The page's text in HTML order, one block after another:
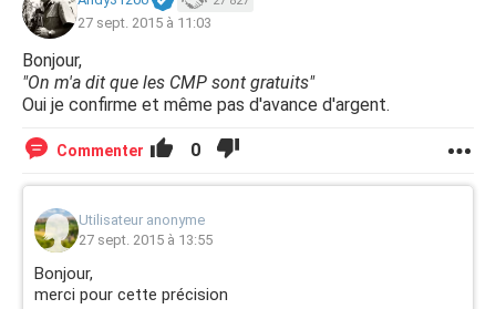
27 sept. 2015 à 11:03
Bonjour,
"On m'a dit que les CMP sont gratuits"
Oui je confirme et même pas d'avance d'argent.
Commenter 0
Utilisateur anonyme
27 sept. 2015 à 13:55
Bonjour,
merci pour cette précision